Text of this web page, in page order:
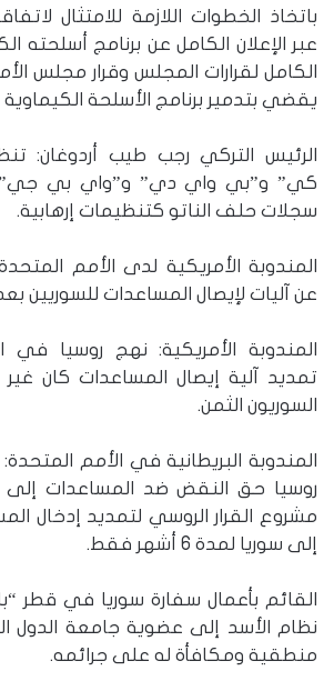
باتخاذ الخطوات اللازمة للامتثال
عبر الإعلان الكامل عن برنامج أسلحته
يقضي بتدمير برنامج الأسلحة
الرئيس التركي رجب طيب أردوغان:
كي” و”بي واي دي” و”واي بي جي”
سجلات حلف الناتو كتنظيمات إرهابية.
المندوبة الأمريكية لدى الأمم
عن آليات لإيصال المساعدات للسوريين
المندوبة الأمريكية: نهج روسيا في
تمديد آلية إيصال المساعدات كان
السوريون الثمن.
المندوبة البريطانية في الأمم
روسيا حق النقض ضد المساعدات إلى
مشروع القرار الروسي لتمديد إدخال
إلى سوريا لمدة 6 أشهر فقط.
القائم بأعمال سفارة سوريا في قطر
نظام الأسد إلى عضوية جامعة الدول
منطقية ومكافأة له على جرائمه.